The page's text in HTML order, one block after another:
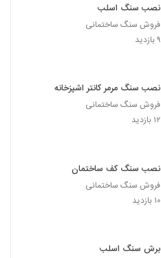
نصب سنگ اسلب
فروش سنگ ساختمانی
۹ بازدید
نصب سنگ مرمر کانتر اشپزخانه
فروش سنگ ساختمانی
۱۲ بازدید
نصب سنگ کف ساختمان
فروش سنگ ساختمانی
۱۰ بازدید
برش سنگ اسلب